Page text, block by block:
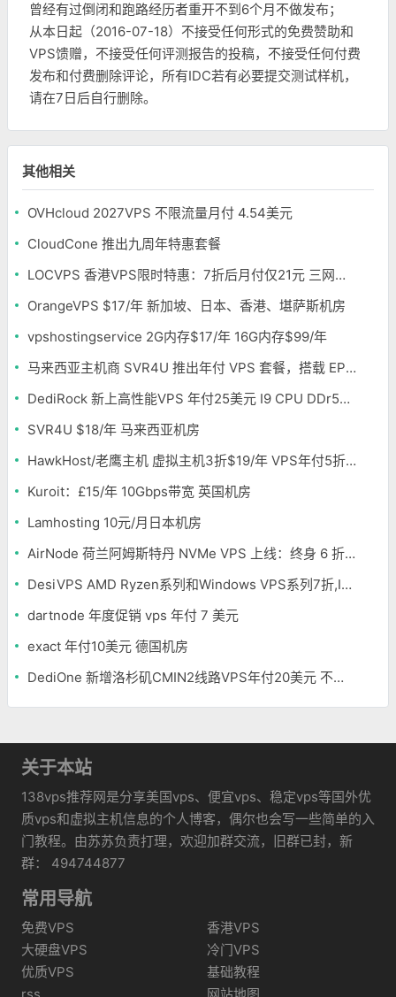
曾经有过倒闭和跑路经历者重开不到6个月不做发布；
从本日起（2016-07-18）不接受任何形式的免费赞助和
VPS馈赠，不接受任何评测报告的投稿，不接受任何付费
发布和付费删除评论，所有IDC若有必要提交测试样机，
请在7日后自行删除。
其他相关
OVHcloud 2027VPS 不限流量月付 4.54美元
CloudCone 推出九周年特惠套餐
LOCVPS 香港VPS限时特惠：7折后月付仅21元 三网优化BGP线路 可选原生IP
OrangeVPS $17/年 新加坡、日本、香港、堪萨斯机房
vpshostingservice 2G内存$17/年 16G内存$99/年
马来西亚主机商 SVR4U 推出年付 VPS 套餐，搭载 EPYC/至强铂金，支持支付宝
DediRock 新上高性能VPS 年付25美元 I9 CPU DDr5内存 纽约机房
SVR4U $18/年 马来西亚机房
HawkHost/老鹰主机 虚拟主机3折$19/年 VPS年付5折$25/年
Kuroit：£15/年 10Gbps带宽 英国机房
Lamhosting 10元/月日本机房
AirNode 荷兰阿姆斯特丹 NVMe VPS 上线：终身 6 折，€1.99/月起，2.5Tbit/s DDoS 防护
DesiVPS AMD Ryzen系列和Windows VPS系列7折,Intel系列年付11.6美元
dartnode 年度促销 vps 年付 7 美元
exact 年付10美元 德国机房
DediOne 新增洛杉矶CMIN2线路VPS年付20美元 不限流量
关于本站
138vps推荐网是分享美国vps、便宜vps、稳定vps等国外优
质vps和虚拟主机信息的个人博客，偶尔也会写一些简单的入
门教程。由苏苏负责打理，欢迎加群交流，旧群已封，新
群： 494744877
常用导航
免费VPS
香港VPS
大硬盘VPS
冷门VPS
优质VPS
基础教程